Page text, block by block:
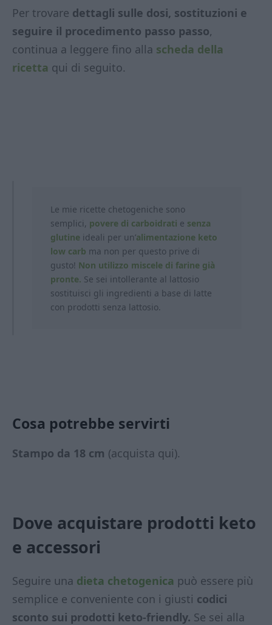
Per trovare dettagli sulle dosi, sostituzioni e
seguire il procedimento passo passo,
continua a leggere fino alla scheda della
ricetta qui di seguito.
Le mie ricette chetogeniche sono
semplici, povere di carboidrati e senza
glutine ideali per un’alimentazione keto
low carb ma non per questo prive di
gusto! Non utilizzo miscele di farine già
pronte. Se sei intollerante al lattosio
sostituisci gli ingredienti a base di latte
con prodotti senza lattosio.
Cosa potrebbe servirti
Stampo da 18 cm (acquista qui).
Dove acquistare prodotti keto
e accessori
Seguire una dieta chetogenica può essere più
semplice e conveniente con i giusti codici
sconto sui prodotti keto-friendly. Se sei alla